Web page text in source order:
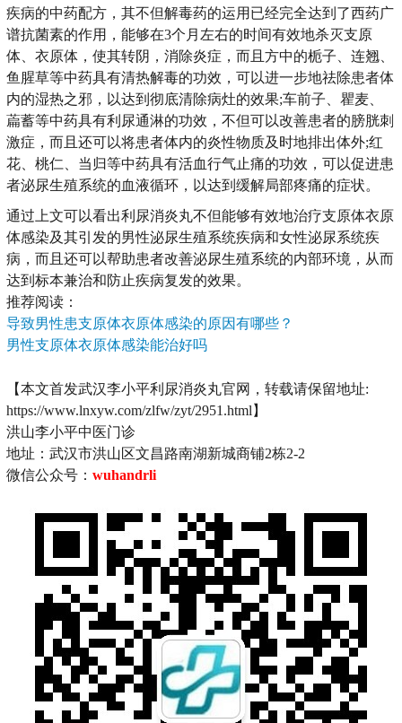
疾病的中药配方，其不但解毒药的运用已经完全达到了西药广
谱抗菌素的作用，能够在3个月左右的时间有效地杀灭支原
体、衣原体，使其转阴，消除炎症，而且方中的栀子、连翘、
鱼腥草等中药具有清热解毒的功效，可以进一步地祛除患者体
内的湿热之邪，以达到彻底清除病灶的效果;车前子、瞿麦、
萹蓄等中药具有利尿通淋的功效，不但可以改善患者的膀胱刺
激症，而且还可以将患者体内的炎性物质及时地排出体外;红
花、桃仁、当归等中药具有活血行气止痛的功效，可以促进患
者泌尿生殖系统的血液循环，以达到缓解局部疼痛的症状。
通过上文可以看出利尿消炎丸不但能够有效地治疗支原体衣原
体感染及其引发的男性泌尿生殖系统疾病和女性泌尿系统疾
病，而且还可以帮助患者改善泌尿生殖系统的内部环境，从而
达到标本兼治和防止疾病复发的效果。
推荐阅读：
导致男性患支原体衣原体感染的原因有哪些？
男性支原体衣原体感染能治好吗
【本文首发武汉李小平利尿消炎丸官网，转载请保留地址:
https://www.lnxyw.com/zlfw/zyt/2951.html】
洪山李小平中医门诊
地址：武汉市洪山区文昌路南湖新城商铺2栋2-2
微信公众号： wuhandrli